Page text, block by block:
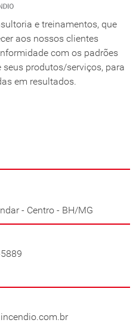
e treinamentos, que
aos nossos clientes
com os padrões
produtos/serviços, para
em resultados.
- Centro - BH/MG